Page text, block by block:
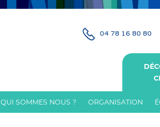
04 78 16 80 80
QUI SOMMES NOUS ? ORGANISATION